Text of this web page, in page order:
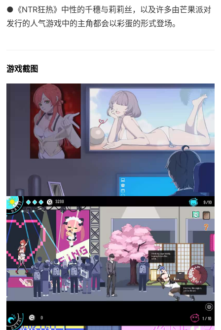
●《NTR狂热》中性的千穗与莉莉丝，以及许多由芒果派对
发行的人气游戏中的主角都会以彩蛋的形式登场。
游戏截图